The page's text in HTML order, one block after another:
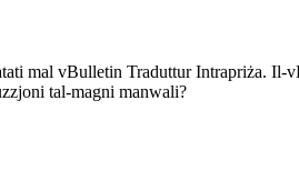
mal vBulletin Traduttur Intrapriża.
tal-magni manwali?